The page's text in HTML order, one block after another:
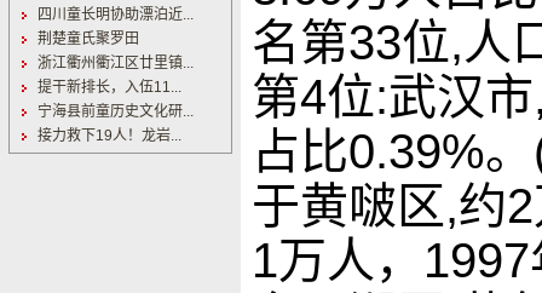
四川童长明协助漂泊近...
荆楚童氏聚罗田
浙江衢州衢江区廿里镇...
提干新排长，入伍11...
宁海县前童历史文化研...
接力救下19人！龙岩...
名第33位,人
第4位:武汉
占比0.39%
于黄啵区,约
1万人，